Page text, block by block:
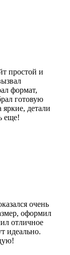
простой и
формат,
готовую
яркие, детали
еще!
очень
оформил
отличное
идеально.